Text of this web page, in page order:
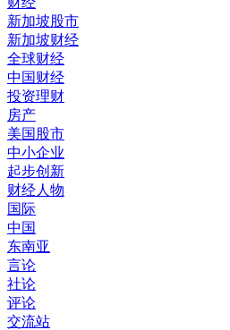
新加坡股市
新加坡财经
全球财经
中国财经
投资理财
房产
美国股市
中小企业
起步创新
财经人物
国际
中国
东南亚
言论
社论
评论
交流站